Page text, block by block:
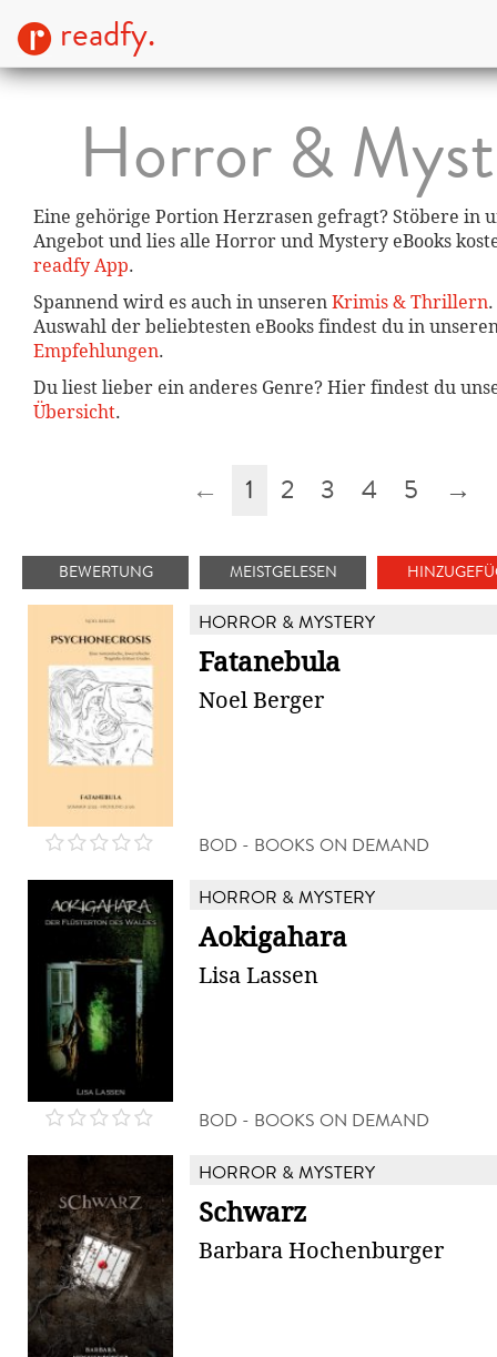
readfy.
Horror &
Eine gehörige Portion Herzrasen gefragt? Stöbere in
Angebot und lies alle Horror und Mystery eBooks
readfy App.
Spannend wird es auch in unserenKrimis & Thrillern
Auswahl der beliebtesten eBooks findest du in
Empfehlungen.
Du liest lieber ein anderes Genre? Hier findest du
Übersicht.
← 1 2 3 4 5 →
BEWERTUNG MEISTGELESEN
HORROR & MYSTERY
Fatanebula
Noel Berger
BOD - BOOKS ON DEMAND
HORROR & MYSTERY
Aokigahara
Lisa Lassen
BOD - BOOKS ON DEMAND
HORROR & MYSTERY
Schwarz
Barbara Hochenburger